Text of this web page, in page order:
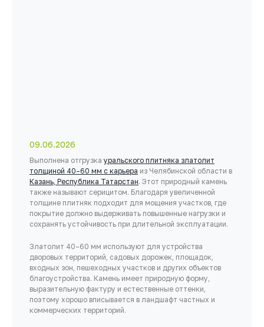
09.06.2026
Выполнена отгрузка уральского плитняка златолит
толщиной 40–60 мм с карьера из Челябинской области в
Казань, Республика Татарстан. Этот природный камень
также называют серицитом. Благодаря увеличенной
толщине плитняк подходит для мощения участков, где
покрытие должно выдерживать повышенные нагрузки и
сохранять устойчивость при длительной эксплуатации.
Златолит 40–60 мм используют для устройства
дворовых территорий, садовых дорожек, площадок,
входных зон, пешеходных участков и других объектов
благоустройства. Камень имеет природную форму,
выразительную фактуру и естественные оттенки,
поэтому хорошо вписывается в ландшафт частных и
коммерческих территорий.